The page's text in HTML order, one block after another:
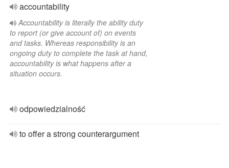
accountability
Accountability is literally the ability duty
to report (or give account of) on events
and tasks. Whereas responsibility is an
ongoing duty to complete the task at hand,
accountability is what happens after a
situation occurs.
odpowiedzialność
to offer a strong counterargument